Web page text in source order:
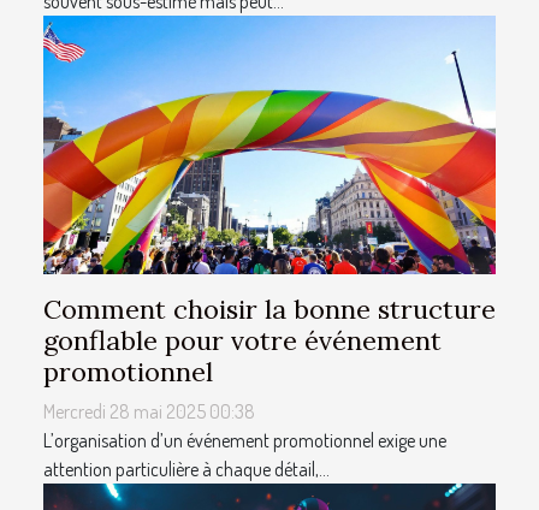
Comment choisir la bonne structure
gonflable pour votre événement
promotionnel
Mercredi 28 mai 2025 00:38
L’organisation d’un événement promotionnel exige une
attention particulière à chaque détail,...